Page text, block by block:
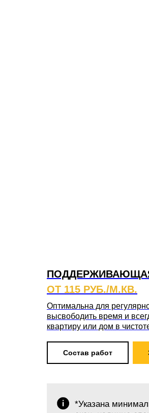
ОТ 115 РУБ./М.КВ.
Оптимальна для
высвободить время и
квартиру или дом в
Состав работ
*Указана